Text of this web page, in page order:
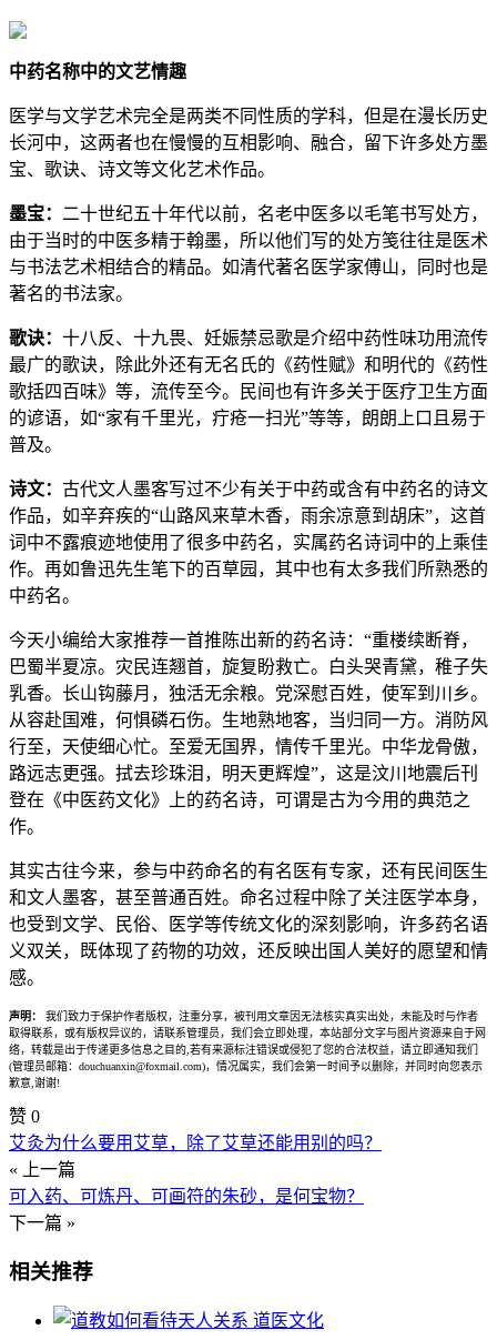
中药名称中的文艺情趣
医学与文学艺术完全是两类不同性质的学科，但是在漫长历史
长河中，这两者也在慢慢的互相影响、融合，留下许多处方墨
宝、歌诀、诗文等文化艺术作品。
墨宝： 二十世纪五十年代以前，名老中医多以毛笔书写处方，
由于当时的中医多精于翰墨，所以他们写的处方笺往往是医术
与书法艺术相结合的精品。如清代著名医学家傅山，同时也是
著名的书法家。
歌诀： 十八反、十九畏、妊娠禁忌歌是介绍中药性味功用流传
最广的歌诀，除此外还有无名氏的《药性赋》和明代的《药性
歌括四百味》等，流传至今。民间也有许多关于医疗卫生方面
的谚语，如“家有千里光，疔疮一扫光”等等，朗朗上口且易于
普及。
诗文： 古代文人墨客写过不少有关于中药或含有中药名的诗文
作品，如辛弃疾的“山路风来草木香，雨余凉意到胡床”，这首
词中不露痕迹地使用了很多中药名，实属药名诗词中的上乘佳
作。再如鲁迅先生笔下的百草园，其中也有太多我们所熟悉的
中药名。
今天小编给大家推荐一首推陈出新的药名诗：“重楼续断脊，
巴蜀半夏凉。灾民连翘首，旋复盼救亡。白头哭青黛，稚子失
乳香。长山钩藤月，独活无余粮。党深慰百姓，使军到川乡。
从容赴国难，何惧磷石伤。生地熟地客，当归同一方。消防风
行至，天使细心忙。至爱无国界，情传千里光。中华龙骨傲，
路远志更强。拭去珍珠泪，明天更辉煌”，这是汶川地震后刊
登在《中医药文化》上的药名诗，可谓是古为今用的典范之
作。
其实古往今来，参与中药命名的有名医有专家，还有民间医生
和文人墨客，甚至普通百姓。命名过程中除了关注医学本身，
也受到文学、民俗、医学等传统文化的深刻影响，许多药名语
义双关，既体现了药物的功效，还反映出国人美好的愿望和情
感。
声明：
我们致力于保护作者版权，注重分享，被刊用文章因无法核实真实出处，未能及时与作者
取得联系，或有版权异议的，请联系管理员，我们会立即处理，本站部分文字与图片资源来自于网
络，转载是出于传递更多信息之目的,若有来源标注错误或侵犯了您的合法权益，请立即通知我们
(管理员邮箱：douchuanxin@foxmail.com)，情况属实，我们会第一时间予以删除，并同时向您表示
歉意,谢谢!
赞 0
艾灸为什么要用艾草，除了艾草还能用别的吗？
« 上一篇
可入药、可炼丹、可画符的朱砂，是何宝物？
下一篇 »
相关推荐
道医文化